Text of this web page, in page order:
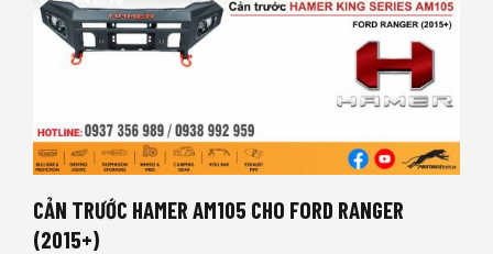
CẢN TRƯỚC HAMER AM105 CHO FORD RANGER
(2015+)